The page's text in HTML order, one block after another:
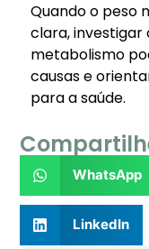
Quando o peso
clara,
metabolismo
causas e
para a saúde.
WhatsApp
LinkedIn